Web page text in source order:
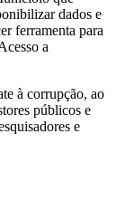
dados e
ferramenta para
a
à corrupção, ao
públicos e
e